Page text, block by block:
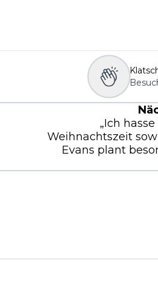
„Ich
Weihnachtszeit
Evans plant